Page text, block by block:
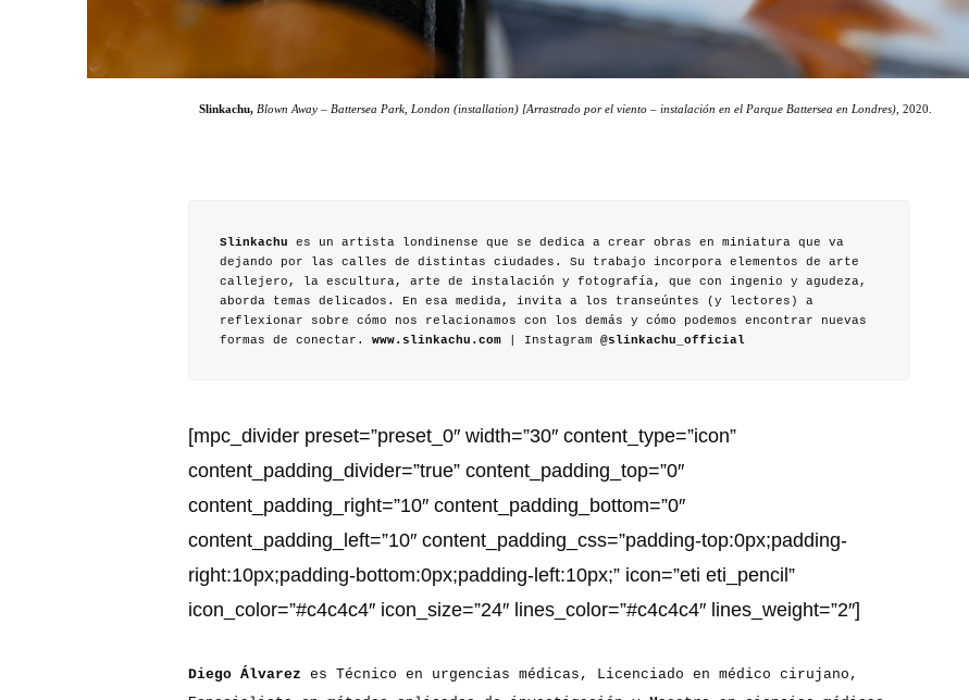
Slinkachu, Blown Away – Battersea Park, London (installation) [Arrastrado por el viento – instalación en el Parque Battersea en Londres) , 2020.
Slinkachu
es un artista londinense que se dedica a crear obras en miniatura que va
dejando por las calles de distintas ciudades. Su trabajo incorpora elementos de arte
callejero, la escultura, arte de instalación y fotografía, que con ingenio y agudeza,
aborda temas delicados. En esa medida, invita a los transeúntes (y lectores) a
reflexionar sobre cómo nos relacionamos con los demás y cómo podemos encontrar nuevas
formas de conectar.www.slinkachu.com | Instagram@slinkachu_official
[mpc_divider preset=”preset_0″ width=”30″ content_type=”icon”
content_padding_divider=”true” content_padding_top=”0″
content_padding_right=”10″ content_padding_bottom=”0″
content_padding_left=”10″ content_padding_css=”padding-top:0px;padding-
right:10px;padding-bottom:0px;padding-left:10px;” icon=”eti eti_pencil”
icon_color=”#c4c4c4″ icon_size=”24″ lines_color=”#c4c4c4″ lines_weight=”2″]
Diego Álvarez es Técnico en urgencias médicas, Licenciado en médico cirujano,